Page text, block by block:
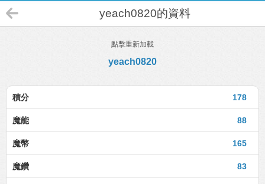
yeach0820的資料
點擊重新加載
yeach0820
178
積分
88
魔能
165
魔幣
83
魔鑽